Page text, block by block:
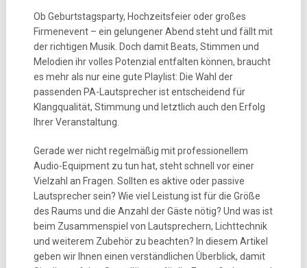
Ob Geburtstagsparty, Hochzeitsfeier oder großes
Firmenevent – ein gelungener Abend steht und fällt mit
der richtigen Musik. Doch damit Beats, Stimmen und
Melodien ihr volles Potenzial entfalten können, braucht
es mehr als nur eine gute Playlist: Die Wahl der
passenden PA-Lautsprecher ist entscheidend für
Klangqualität, Stimmung und letztlich auch den Erfolg
Ihrer Veranstaltung.
Gerade wer nicht regelmäßig mit professionellem
Audio-Equipment zu tun hat, steht schnell vor einer
Vielzahl an Fragen. Sollten es aktive oder passive
Lautsprecher sein? Wie viel Leistung ist für die Größe
des Raums und die Anzahl der Gäste nötig? Und was ist
beim Zusammenspiel von Lautsprechern, Lichttechnik
und weiterem Zubehör zu beachten? In diesem Artikel
geben wir Ihnen einen verständlichen Überblick, damit